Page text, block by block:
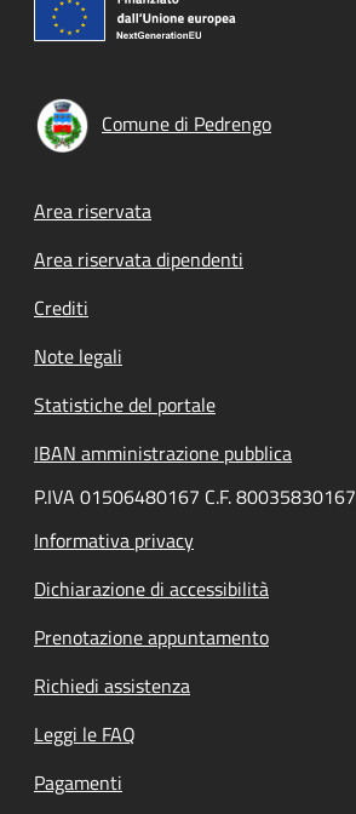
Comune di Pedrengo
Footer menu
Area riservata
Area riservata dipendenti
Crediti
Note legali
Statistiche del portale
IBAN amministrazione pubblica
P.IVA 01506480167 C.F. 80035830167
Informativa privacy
Dichiarazione di accessibilità
Prenotazione appuntamento
Richiedi assistenza
Leggi le FAQ
Pagamenti